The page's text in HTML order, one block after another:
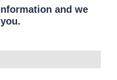
and we